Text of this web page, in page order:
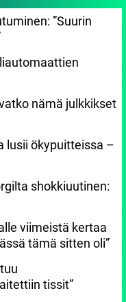
”Suurin
nämä julkkikset
lusii ökypuitteissa –
shokkiuutinen:
viimeistä kertaa
tämä sitten oli”
tissit”